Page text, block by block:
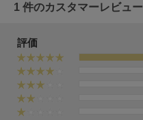
Henon.
へノン
1 件のカスタマーレビュー
評価